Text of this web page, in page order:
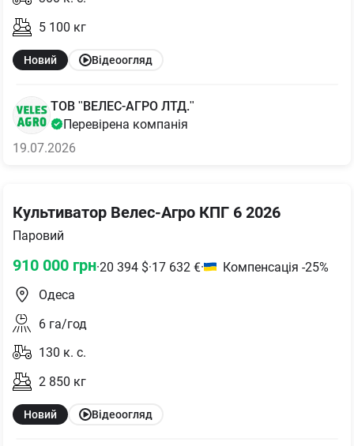
5 100 кг
Новий Відеоогляд
ТОВ "ВЕЛЕС-АГРО ЛТД."
Перевірена компанія
19.07.2026
Культиватор Велес-Агро КПГ 6 2026
Паровий
910 000 грн·20 394 $·17 632 €·
Компенсація -25%
Одеса
6 га/год
130 к. с.
2 850 кг
Новий Відеоогляд